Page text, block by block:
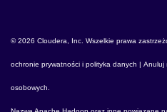
© 2026 Cloudera, Inc. Wszelkie prawa
ochronie prywatności i polityka danych | Anuluj
osobowych